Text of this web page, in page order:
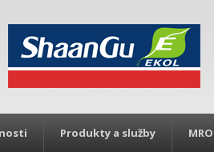
Produkty a služby MRO